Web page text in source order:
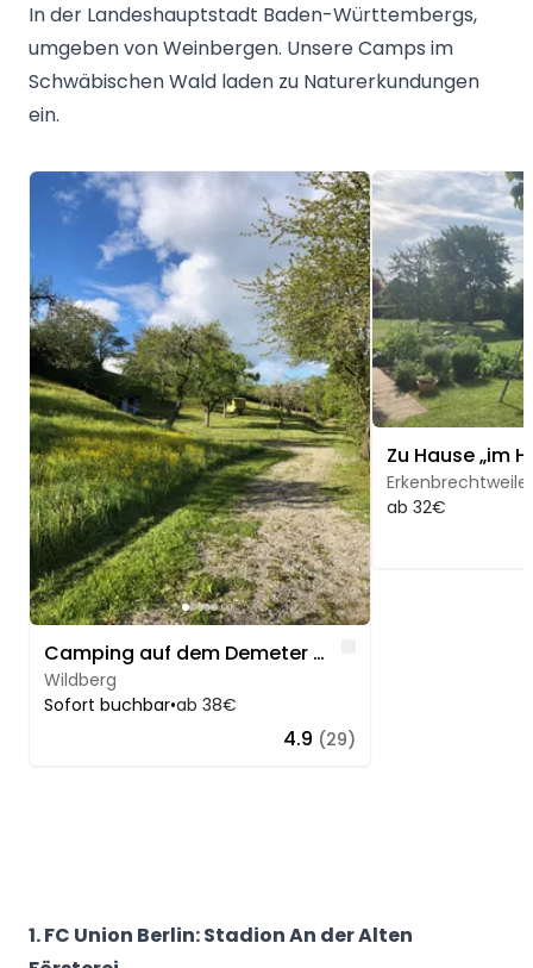
In der Landeshauptstadt Baden-Württembergs,
umgeben von Weinbergen. Unsere Camps im
Schwäbischen Wald laden zu Naturerkundungen
ein.
Image 1 of 5
Camping auf dem Demeter Hof im Nordschwarzwald
Wildberg
Sofort buchbar•ab 38€
4.9 (29)
Image 1 of 5
Erkenbrechtweiler
ab 32€
1. FC Union Berlin: Stadion An der Alten